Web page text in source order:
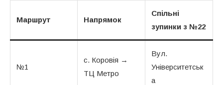
Маршрут Напрямок
Спільні
зупинки з №22
№1
с. Коровія →
ТЦ Метро
Вул.
Університетськ
а